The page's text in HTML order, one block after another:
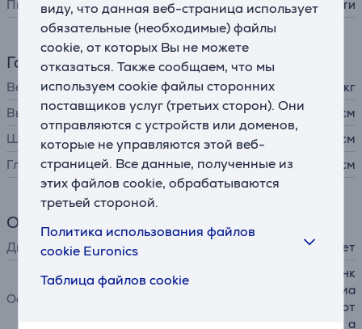
виду, что данная веб-страница использует
обязательные (необходимые) файлы
cookie, от которых Вы не можете
отказаться. Также сообщаем, что мы
используем cookie файлы сторонних
поставщиков услуг (третьих сторон). Они
отправляются с устройств или доменов,
которые не управляются этой веб-
страницей. Все данные, полученные из
этих файлов cookie, обрабатываются
третьей стороной.
Политика использования файлов
cookie Euronics
Таблица файлов cookie
Питание от сети
Габариты
Вес
2,58 кг
Высота
126 см
Ширина
63 см
Глубина
63 см
Общий параметр
Дисплей нет
Особенности
регулируемый наклон, функ
ция колебания, регулируема
я высота, очень тихая работ
а